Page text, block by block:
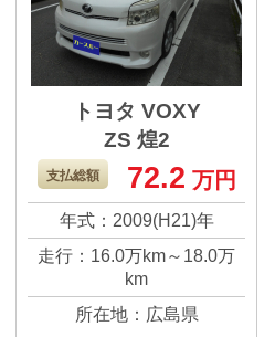
トヨタ VOXY
ZS 煌2
支払総額 72.2 万円
年式：2009(H21)年
走行：16.0万km～18.0万
km
所在地：広島県